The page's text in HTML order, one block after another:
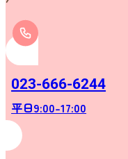
023-666-6244
平日9:00-17:00